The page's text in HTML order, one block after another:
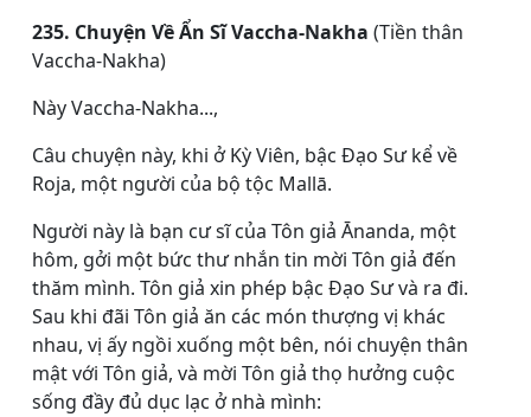
235. Chuyện Về Ẩn Sĩ Vaccha-Nakha (Tiền thân
Vaccha-Nakha)
Này Vaccha-Nakha...,
Câu chuyện này, khi ở Kỳ Viên, bậc Ðạo Sư kể về
Roja, một người của bộ tộc Mallā.
Người này là bạn cư sĩ của Tôn giả Ānanda, một
hôm, gởi một bức thư nhắn tin mời Tôn giả đến
thăm mình. Tôn giả xin phép bậc Ðạo Sư và ra đi.
Sau khi đãi Tôn giả ăn các món thượng vị khác
nhau, vị ấy ngồi xuống một bên, nói chuyện thân
mật với Tôn giả, và mời Tôn giả thọ hưởng cuộc
sống đầy đủ dục lạc ở nhà mình: